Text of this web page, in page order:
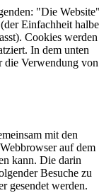
"Die
Einfachheit
Cookies werden
In dem unten
die Verwendung von
mit den
auf dem
kann. Die darin
Besuche zu
gesendet werden.